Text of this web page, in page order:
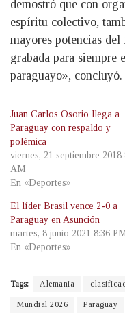
demostró que con
espíritu colectivo,
mayores potencias
grabada para siempre
paraguayo», concluyó.
Juan Carlos Osorio llega a
Paraguay con respaldo y
polémica
viernes, 21 septiembre 2018
AM
En «Deportes»
El líder Brasil vence 2-0 a
Paraguay en Asunción
martes, 8 junio 2021 8:36
En «Deportes»
Tags: Alemania
Mundial 2026 Paraguay